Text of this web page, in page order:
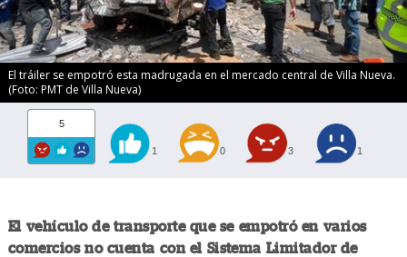
El tráiler se empotró esta madrugada en el mercado central de Villa Nueva.
(Foto: PMT de Villa Nueva)
5
1 0 3 1
El vehículo de transporte que se empotró en varios
comercios no cuenta con el Sistema Limitador de